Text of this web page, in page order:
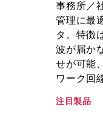
事務所／
管理に最
タ。特徴
波が届か
せが可能
ワーク回
注目製品